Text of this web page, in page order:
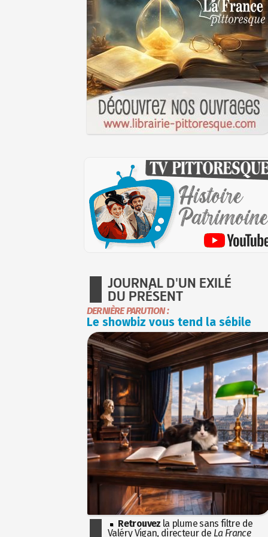
JOURNAL D'UN EXILÉ
DU PRÉSENT
DERNIÈRE PARUTION :
Le showbiz vous tend la sébile
Retrouvez la plume sans filtre de
Valéry Vigan, directeur de La France